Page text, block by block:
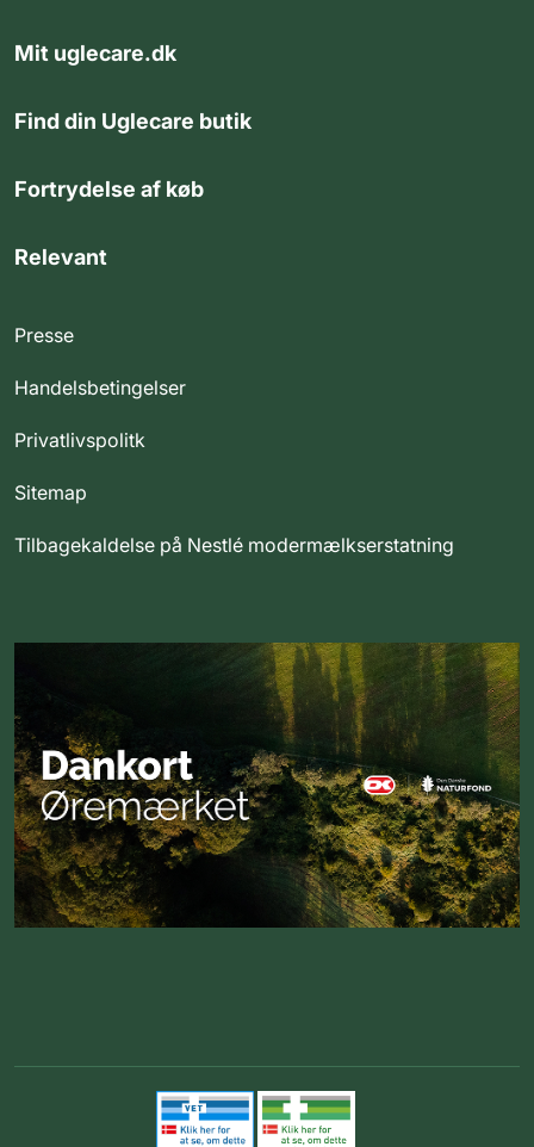
Mit uglecare.dk
Find din Uglecare butik
Fortrydelse af køb
Relevant
Presse
Handelsbetingelser
Privatlivspolitk
Sitemap
Tilbagekaldelse på Nestlé modermælkserstatning